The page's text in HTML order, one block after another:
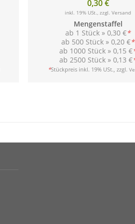
0,30 €
inkl. 19% USt., zzgl.Versand
Mengenstaffel
ab 1 Stück »0,30 €*
ab 500 Stück »0,20 €*
ab 1000 Stück »0,15 €
ab 2500 Stück »0,13 €
*Stückpreis inkl. 19% USt., zzgl.